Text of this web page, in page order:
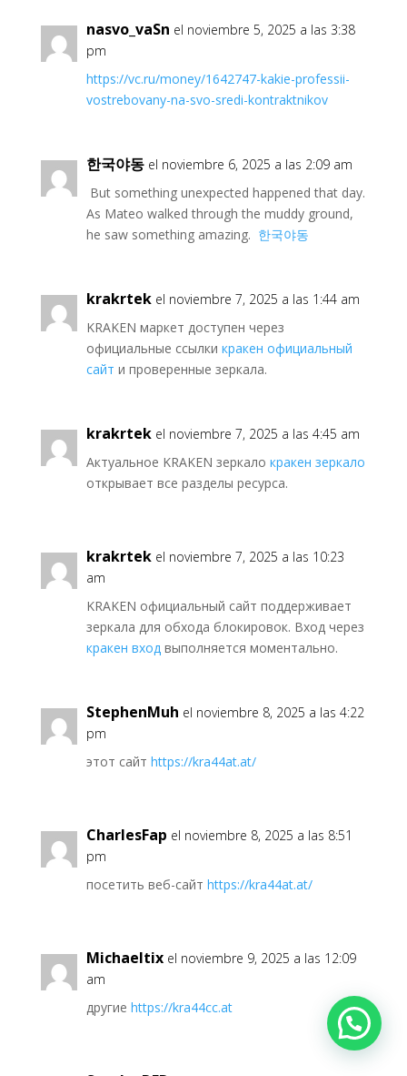
nasvo_vaSn el noviembre 5, 2025 a las 3:38
pm
https://vc.ru/money/1642747-kakie-professii-
vostrebovany-na-svo-sredi-kontraktnikov
한국야동 el noviembre 6, 2025 a las 2:09 am
But something unexpected happened that day.
As Mateo walked through the muddy ground,
he saw something amazing. 한국야동
krakrtek el noviembre 7, 2025 a las 1:44 am
KRAKEN маркет доступен через
официальные ссылки кракен официальный
сайт и проверенные зеркала.
krakrtek el noviembre 7, 2025 a las 4:45 am
Актуальное KRAKEN зеркало кракен зеркало
открывает все разделы ресурса.
krakrtek el noviembre 7, 2025 a las 10:23
am
KRAKEN официальный сайт поддерживает
зеркала для обхода блокировок. Вход через
кракен входвыполняется моментально.
StephenMuh el noviembre 8, 2025 a las 4:22
pm
этот сайт https://kra44at.at/
CharlesFap el noviembre 8, 2025 a las 8:51
pm
посетить веб-сайт https://kra44at.at/
Michaeltix el noviembre 9, 2025 a las 12:09
am
другие https://kra44cc.at